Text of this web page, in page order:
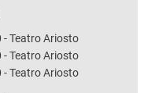
- Teatro Ariosto
- Teatro Ariosto
- Teatro Ariosto